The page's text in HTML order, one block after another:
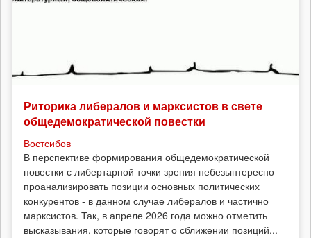
Риторика либералов и марксистов в свете
общедемократической повестки
Востсибов
В перспективе формирования общедемократической
повестки с либертарной точки зрения небезынтересно
проанализировать позиции основных политических
конкурентов - в данном случае либералов и частично
марксистов. Так, в апреле 2026 года можно отметить
высказывания, которые говорят о сближении позиций...